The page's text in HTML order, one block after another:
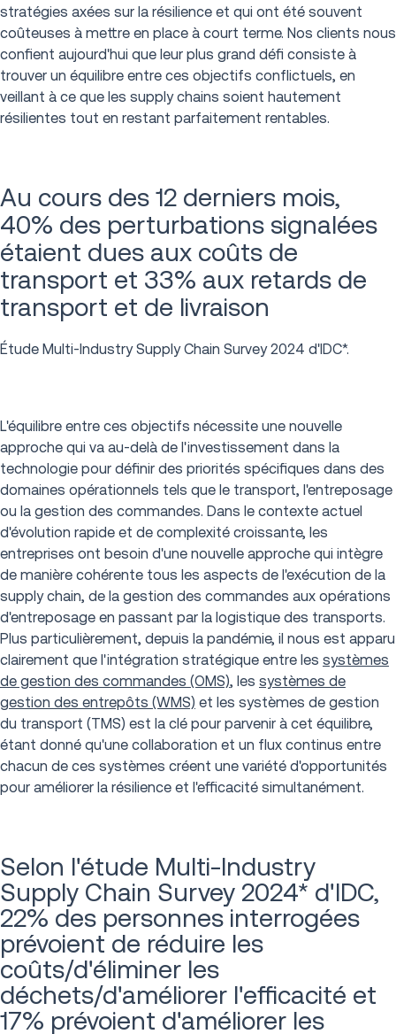
stratégies axées sur la résilience et qui ont été souvent
coûteuses à mettre en place à court terme. Nos clients nous
confient aujourd'hui que leur plus grand défi consiste à
trouver un équilibre entre ces objectifs conflictuels, en
veillant à ce que les supply chains soient hautement
résilientes tout en restant parfaitement rentables.
Au cours des 12 derniers mois,
40% des perturbations signalées
étaient dues aux coûts de
transport et 33% aux retards de
transport et de livraison
Étude Multi-Industry Supply Chain Survey 2024 d'IDC*.
L'équilibre entre ces objectifs nécessite une nouvelle
approche qui va au-delà de l'investissement dans la
technologie pour définir des priorités spécifiques dans des
domaines opérationnels tels que le transport, l'entreposage
ou la gestion des commandes. Dans le contexte actuel
d'évolution rapide et de complexité croissante, les
entreprises ont besoin d'une nouvelle approche qui intègre
de manière cohérente tous les aspects de l'exécution de la
supply chain, de la gestion des commandes aux opérations
d'entreposage en passant par la logistique des transports.
Plus particulièrement, depuis la pandémie, il nous est apparu
clairement que l'intégration stratégique entre les systèmes
de gestion des commandes (OMS), les systèmes de
gestion des entrepôts (WMS) et les systèmes de gestion
du transport (TMS) est la clé pour parvenir à cet équilibre,
étant donné qu'une collaboration et un flux continus entre
chacun de ces systèmes créent une variété d'opportunités
pour améliorer la résilience et l'efficacité simultanément.
Selon l'étude Multi-Industry
Supply Chain Survey 2024* d'IDC,
22% des personnes interrogées
prévoient de réduire les
coûts/d'éliminer les
déchets/d'améliorer l'efficacité et
17% prévoient d'améliorer les